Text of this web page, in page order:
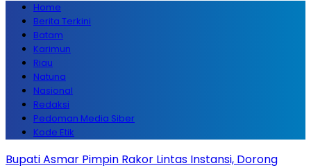
Home
Berita Terkini
Batam
Karimun
Riau
Natuna
Nasional
Redaksi
Pedoman Media Siber
Kode Etik
Bupati Asmar Pimpin Rakor Lintas Instansi, Dorong